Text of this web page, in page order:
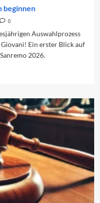
beginnen
0
Auswahlprozess
Ein erster Blick auf
2026.